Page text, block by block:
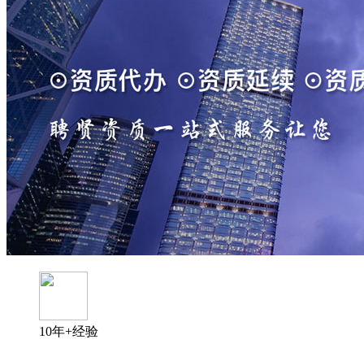
10年+经验